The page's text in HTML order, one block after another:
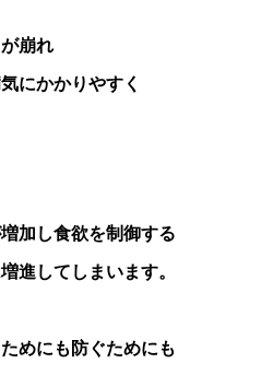
崩れ
にかかりやすく
加し食欲を制御する
進してしまいます。
めにも防ぐためにも